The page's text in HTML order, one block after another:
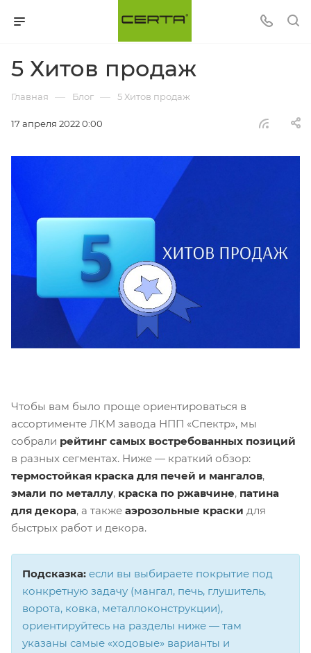
5 Хитов продаж
Главная — Блог — 5 Хитов продаж
17 апреля 2022 0:00
Чтобы вам было проще ориентироваться в
ассортименте ЛКМ завода НПП «Спектр», мы
собрали рейтинг самых востребованных позиций
в разных сегментах. Ниже — краткий обзор:
термостойкая краска для печей и мангалов,
эмали по металлу, краска по ржавчине, патина
для декора, а также аэрозольные краски для
быстрых работ и декора.
Подсказка: если вы выбираете покрытие под
конкретную задачу (мангал, печь, глушитель,
ворота, ковка, металлоконструкции),
ориентируйтесь на разделы ниже — там
указаны самые «ходовые» варианты и